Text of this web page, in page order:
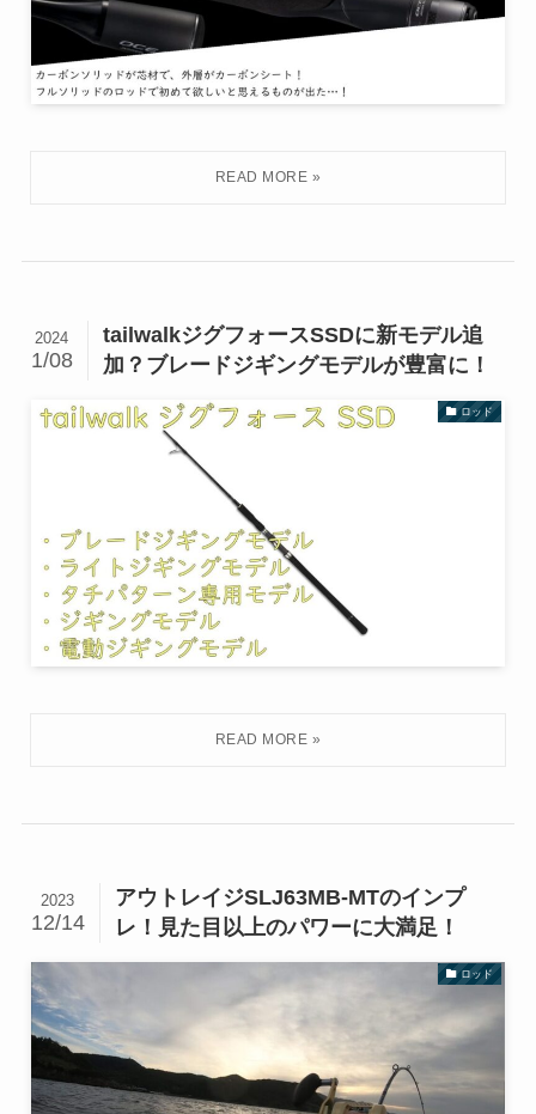
tailwalkジグフォースSSDに新モデル追
加？ブレードジギングモデルが豊富に！
2024
1/08
ロッド
アウトレイジSLJ63MB-MTのインプ
レ！見た目以上のパワーに大満足！
2023
12/14
ロッド